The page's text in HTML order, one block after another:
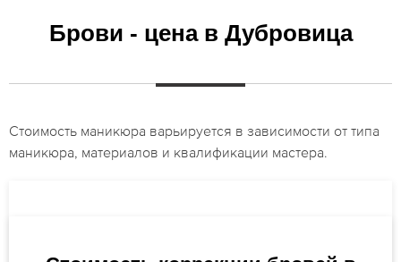
Брови - цена в Дубровица
Стоимость маникюра варьируется в зависимости от типа
маникюра, материалов и квалификации мастера.